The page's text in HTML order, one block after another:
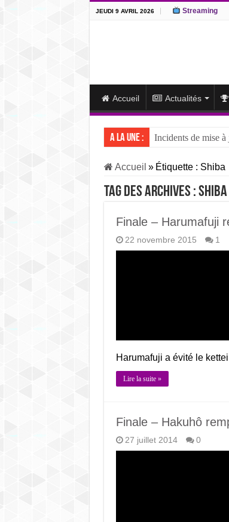
JEUDI 9 AVRIL 2026 Streaming
Accueil Actualités
A la une :
Incidents de mise
J13 – Aonishiki
J12 – Aonishiki
Accueil » Étiquette : Shiba
Tag des archives :Shiba
Finale – Harumafuji
22 novembre 2015 1
Harumafuji a évité le
Lire la suite »
Finale – Hakuhô
27 juillet 2014 0